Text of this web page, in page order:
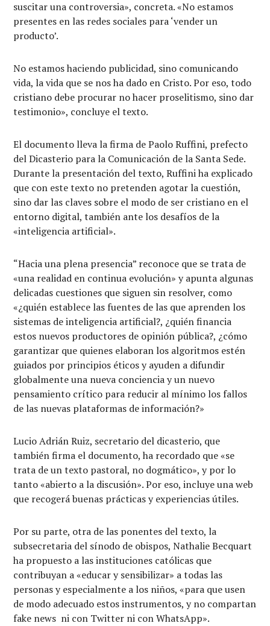
suscitar una controversia», concreta. «No estamos
presentes en las redes sociales para ‘vender un
producto’.
No estamos haciendo publicidad, sino comunicando
vida, la vida que se nos ha dado en Cristo. Por eso, todo
cristiano debe procurar no hacer proselitismo, sino dar
testimonio», concluye el texto.
El documento lleva la firma de Paolo Ruffini, prefecto
del Dicasterio para la Comunicación de la Santa Sede.
Durante la presentación del texto, Ruffini ha explicado
que con este texto no pretenden agotar la cuestión,
sino dar las claves sobre el modo de ser cristiano en el
entorno digital, también ante los desafíos de la
«inteligencia artificial».
“Hacia una plena presencia” reconoce que se trata de
«una realidad en continua evolución» y apunta algunas
delicadas cuestiones que siguen sin resolver, como
«¿quién establece las fuentes de las que aprenden los
sistemas de inteligencia artificial?, ¿quién financia
estos nuevos productores de opinión pública?, ¿cómo
garantizar que quienes elaboran los algoritmos estén
guiados por principios éticos y ayuden a difundir
globalmente una nueva conciencia y un nuevo
pensamiento crítico para reducir al mínimo los fallos
de las nuevas plataformas de información?»
Lucio Adrián Ruiz, secretario del dicasterio, que
también firma el documento, ha recordado que «se
trata de un texto pastoral, no dogmático», y por lo
tanto «abierto a la discusión». Por eso, incluye una web
que recogerá buenas prácticas y experiencias útiles.
Por su parte, otra de las ponentes del texto, la
subsecretaria del sínodo de obispos, Nathalie Becquart
ha propuesto a las instituciones católicas que
contribuyan a «educar y sensibilizar» a todas las
personas y especialmente a los niños, «para que usen
de modo adecuado estos instrumentos, y no compartan
fake news ni con Twitter ni con WhatsApp».